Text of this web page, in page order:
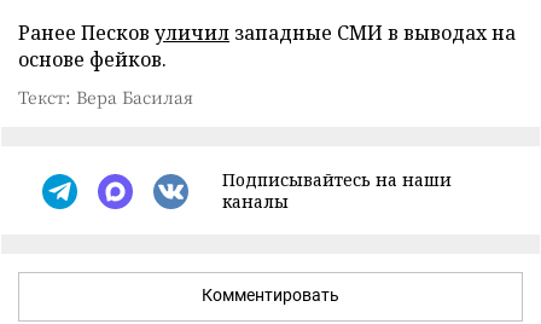
Ранее Песков уличил западные СМИ в выводах на
основе фейков.
Текст: Вера Басилая
Подписывайтесь на наши
каналы
Комментировать